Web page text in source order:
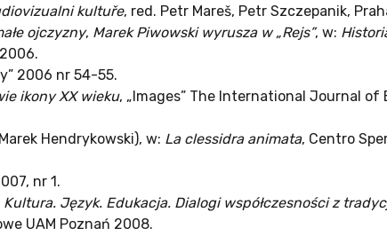
kultuře, red. Petr Mareš, Petr Szczepanik,
ojczyzny, Marek Piwowski wyrusza w „Rejs”, w:
2006 nr 54-55.
ikony XX wieku, „Images” The International Journal
Hendrykowski), w: La clessidra animata, Centro
nr 1.
Kultura. Język. Edukacja. Dialogi współczesności z
UAM Poznań 2008.